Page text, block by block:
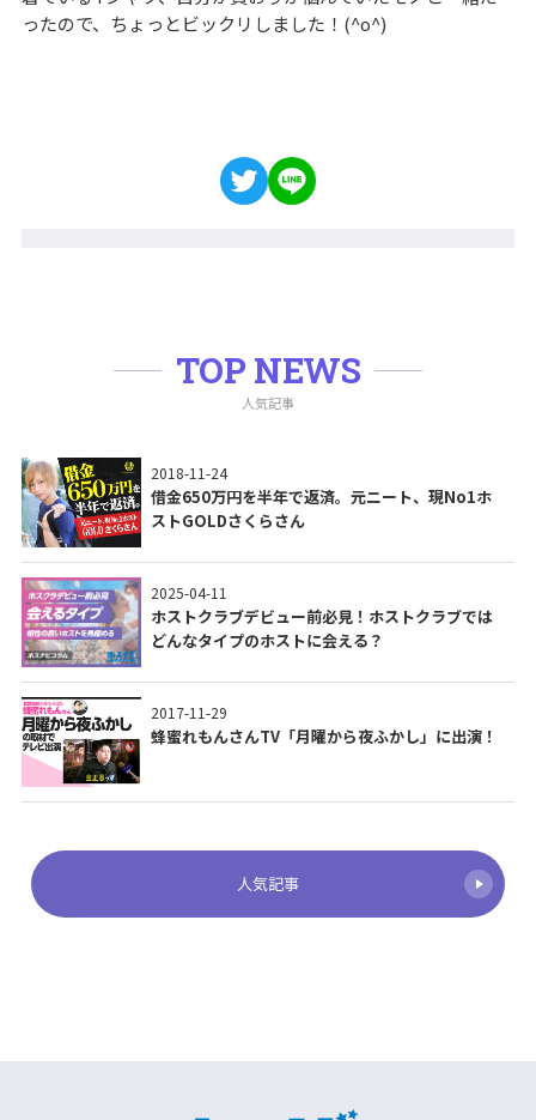
ったので、ちょっとビックリしました！(^o^)
TOP NEWS
人気記事
2018-11-24
借金650万円を半年で返済。元ニート、現No1ホ
ストGOLDさくらさん
2025-04-11
ホストクラブデビュー前必見！ホストクラブでは
どんなタイプのホストに会える？
2017-11-29
蜂蜜れもんさんTV「月曜から夜ふかし」に出演！
人気記事